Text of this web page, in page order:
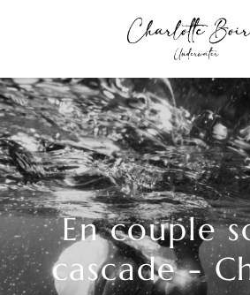
En couple
cascade -
Accueil
A propos
Shooting